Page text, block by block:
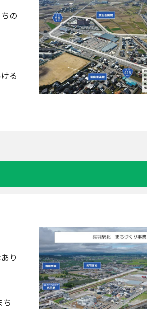
の
る
り
ち